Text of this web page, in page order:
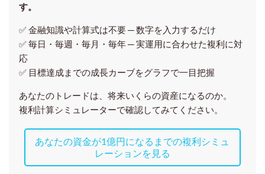
す。
✅ 金融知識や計算式は不要 ─ 数字を入力するだけ
✅ 毎日・毎週・毎月・毎年 ─ 実運用に合わせた複利に対
応
✅ 目標達成までの成長カーブをグラフで一目把握
あなたのトレードは、将来いくらの資産になるのか。
複利計算シミュレーターで確認してみてください。
あなたの資金が1億円になるまでの複利シミュ
レーションを見る